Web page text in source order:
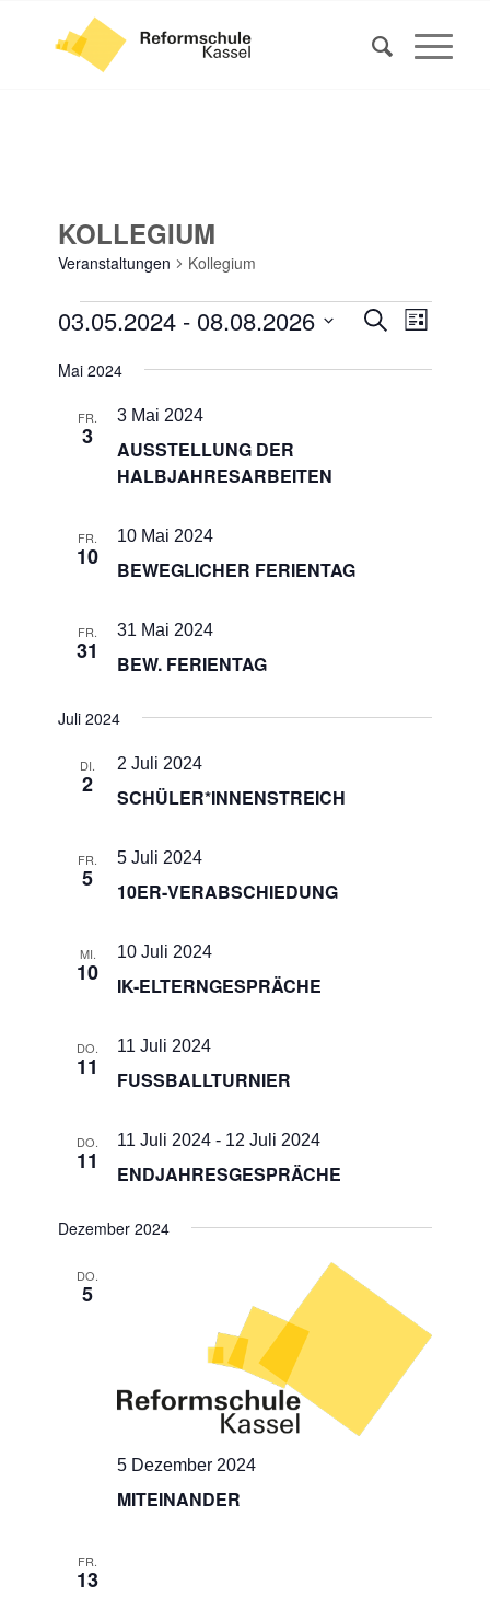
KOLLEGIUM
Veranstaltungen Kollegium
VERANSTALTUNGEN
UND
SucheListe
03.05.2024 - 08.08.2026
wählen.
Mai 2024
FR.
3
AUSSTELLUNG DER
HALBJAHRESARBEITEN
3 Mai 2024
FR.
10 BEWEGLICHER FERIENTAG
10 Mai 2024
FR.
31 BEW. FERIENTAG
31 Mai 2024
Juli 2024
DI.
2 SCHÜLER*INNENSTREICH
2 Juli 2024
FR.
5 10ER-VERABSCHIEDUNG
5 Juli 2024
MI.
10 IK-ELTERNGESPRÄCHE
10 Juli 2024
DO.
11 FUSSBALLTURNIER
11 Juli 2024
DO.
11 ENDJAHRESGESPRÄCHE
11 Juli 2024 - 12 Juli 2024
Dezember 2024
DO.
5
MITEINANDER
5 Dezember 2024
FR.
13